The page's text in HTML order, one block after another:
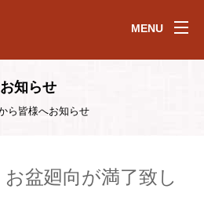
MENU
お知らせ
ら皆様へお知らせ
盆廻向が満了致し